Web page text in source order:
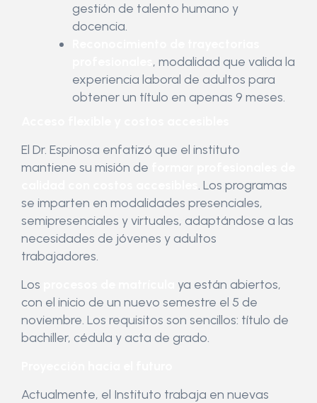
gestión de talento humano y
docencia.
, modalidad que valida la
experiencia laboral de adultos para
obtener un título en apenas 9 meses.
El Dr. Espinosa enfatizó que el instituto
mantiene su misión de
. Los programas
se imparten en modalidades presenciales,
semipresenciales y virtuales, adaptándose a las
necesidades de jóvenes y adultos
trabajadores.
Los
ya están abiertos,
con el inicio de un nuevo semestre el 5 de
noviembre. Los requisitos son sencillos: título de
bachiller, cédula y acta de grado.
Actualmente, el Instituto trabaja en nuevas